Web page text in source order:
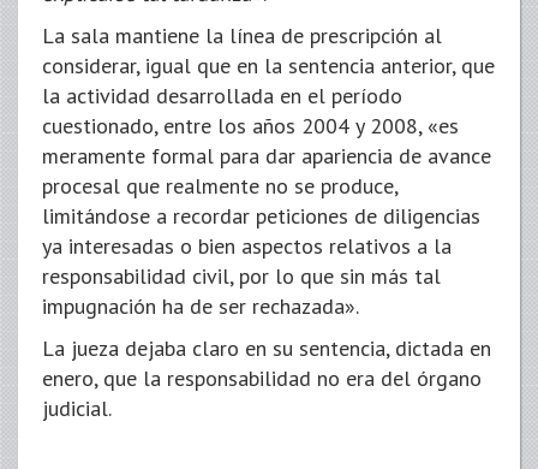
La sala mantiene la línea de prescripción al
considerar, igual que en la sentencia anterior, que
la actividad desarrollada en el período
cuestionado, entre los años 2004 y 2008, «es
meramente formal para dar apariencia de avance
procesal que realmente no se produce,
limitándose a recordar peticiones de diligencias
ya interesadas o bien aspectos relativos a la
responsabilidad civil, por lo que sin más tal
impugnación ha de ser rechazada».
La jueza dejaba claro en su sentencia, dictada en
enero, que la responsabilidad no era del órgano
judicial.